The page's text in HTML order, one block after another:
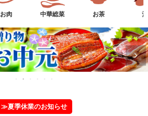
お肉 中華総菜 お茶 酒
≫夏季休業のお知らせ